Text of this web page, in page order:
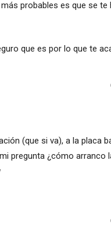
probables es que se te
que es por lo que te
(que si va), a la placa
pregunta ¿cómo arranco